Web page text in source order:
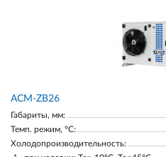
ACM-ZB26
Габариты, мм:
Темп. режим, °С:
Холодопроизводительность: